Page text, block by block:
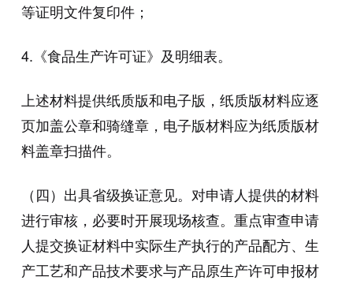
等证明文件复印件；
4.《食品生产许可证》及明细表。
上述材料提供纸质版和电子版，纸质版材料应逐
页加盖公章和骑缝章，电子版材料应为纸质版材
料盖章扫描件。
（四）出具省级换证意见。对申请人提供的材料
进行审核，必要时开展现场核查。重点审查申请
人提交换证材料中实际生产执行的产品配方、生
产工艺和产品技术要求与产品原生产许可申报材